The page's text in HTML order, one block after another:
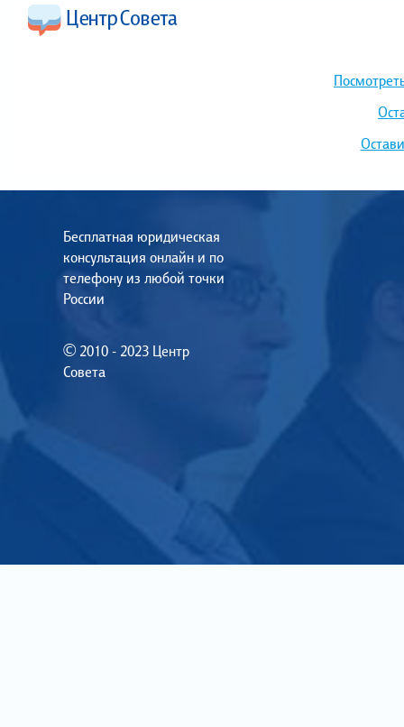
Бесплатная юридическая
консультация онлайн и по
телефону из любой точки
России
© 2010 - 2023 Центр
Совета